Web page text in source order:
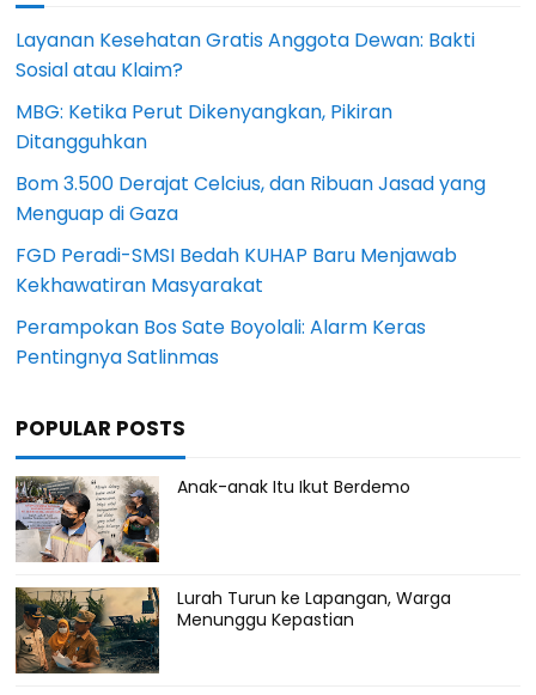
Layanan Kesehatan Gratis Anggota Dewan: Bakti
Sosial atau Klaim?
MBG: Ketika Perut Dikenyangkan, Pikiran
Ditangguhkan
Bom 3.500 Derajat Celcius, dan Ribuan Jasad yang
Menguap di Gaza
FGD Peradi-SMSI Bedah KUHAP Baru Menjawab
Kekhawatiran Masyarakat
Perampokan Bos Sate Boyolali: Alarm Keras
Pentingnya Satlinmas
POPULAR POSTS
Anak-anak Itu Ikut Berdemo
Lurah Turun ke Lapangan, Warga
Menunggu Kepastian